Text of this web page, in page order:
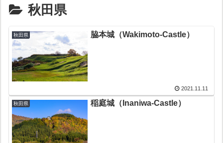
秋田県
秋田県 脇本城（Wakimoto-Castle）
2021.11.11
秋田県 稲庭城（Inaniwa-Castle）